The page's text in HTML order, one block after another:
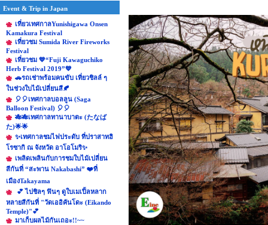
Event & Trip in Japan
เที่ยวเทศกาลYunishigawa Onsen
Kamakura Festival
เที่ยวชม Sumida River Fireworks
Festival
เที่ยวชม 💙“Fuji Kawaguchiko
Herb Festival 2019”💙
🚗รถเช่าพร้อมคนขับ เที่ยวชิลล์ ๆ
ในช่วงใบไม้เปลี่ยนสี🍂
🎈🎈เทศกาลบอลลูน (Saga
Balloon Festival) 🎈🎈
🎋🎋เทศกาลทานาบาตะ (たなば
た)🌟🌟
✨เทศกาลชมไฟประดับ ที่ปราสาทฮิ
โรซากิ ณ จังหวัด อาโอโมริ✨
เพลิดเพลินกับการชมใบไม้เปลี่ยน
สีกันที่ “สะพาน Nakabashi” ❤️ที่
เมืองTakayama
💕 ไปชิลๆ ฟินๆ ดูใบเมเปิ้ลหลาก
หลายสีกันที่ "วัดเออิคันโดะ (Eikando
Temple)"💕
มาเก็บผลไม้กันเถอะ!!~~